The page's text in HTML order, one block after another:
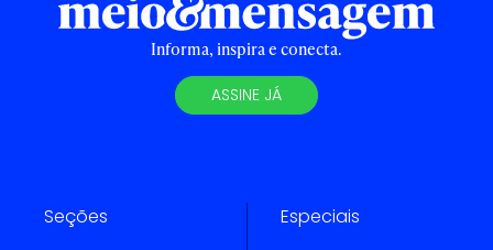
Informa, inspira e conecta.
ASSINE JÁ
Seções Especiais